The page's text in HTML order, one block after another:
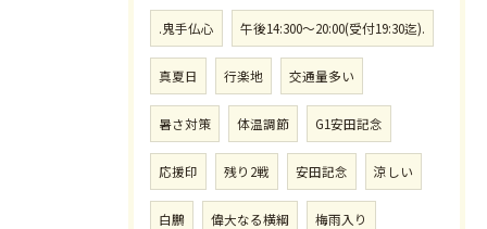
.鬼手仏心 午後14:300〜20:00(受付19:30迄).
真夏日 行楽地 交通量多い
暑さ対策 体温調節 G1安田記念
応援印 残り2戦 安田記念 涼しい
白鵬 偉大なる横綱 梅雨入り